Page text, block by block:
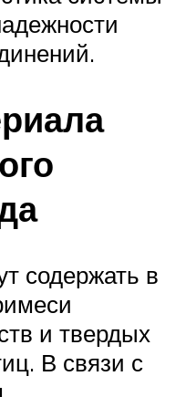
содержать в
и твердых
В связи с